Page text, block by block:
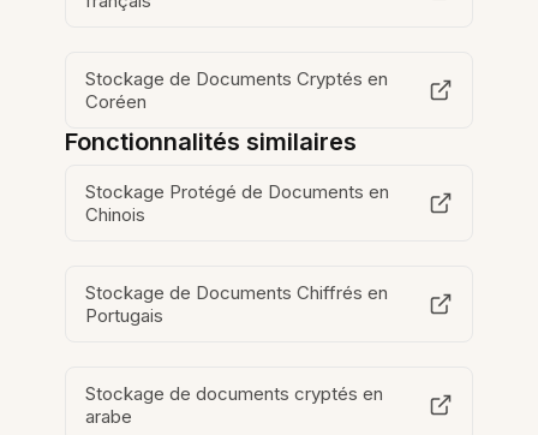
Stockage de Documents Cryptés en
Coréen
Fonctionnalités similaires
Stockage Protégé de Documents en
Chinois
Stockage de Documents Chiffrés en
Portugais
Stockage de documents cryptés en
arabe